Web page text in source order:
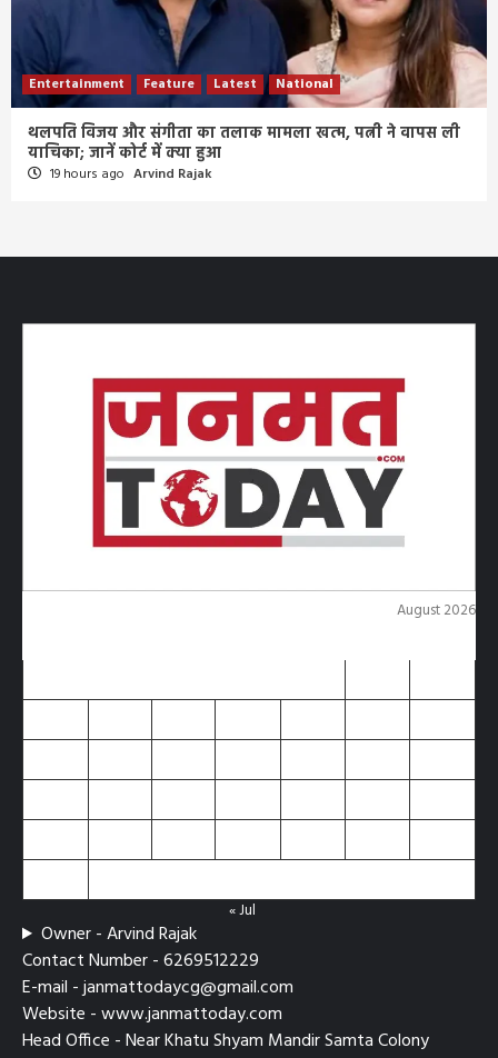
Entertainment Feature Latest National
थलपति विजय और संगीता का तलाक मामला खत्म, पत्नी ने वापस ली
याचिका; जानें कोर्ट में क्या हुआ
19 hours ago Arvind Rajak
August 2026
« Jul
Owner - Arvind Rajak
Contact Number - 6269512229
E-mail - janmattodaycg@gmail.com
Website - www.janmattoday.com
Head Office - Near Khatu Shyam Mandir Samta Colony